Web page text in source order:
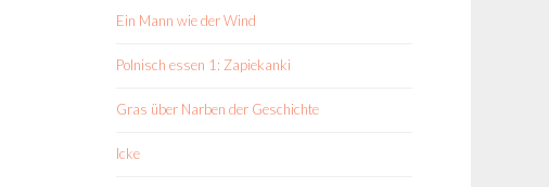
Ein Mann wie der Wind
Polnisch essen 1: Zapiekanki
Gras über Narben der Geschichte
Icke